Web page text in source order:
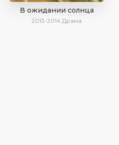
В ожидании солнца
2013-2014 Драма